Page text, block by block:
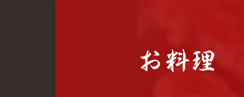
お料理